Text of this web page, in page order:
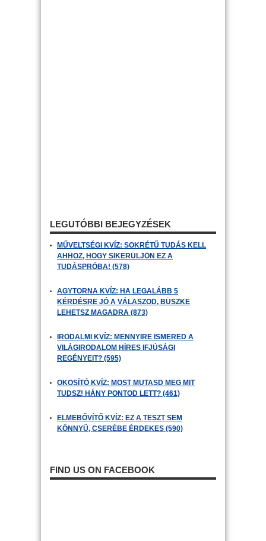
LEGUTÓBBI BEJEGYZÉSEK
MŰVELTSÉGI KVÍZ: SOKRÉTŰ TUDÁS KELL
AHHOZ, HOGY SIKERÜLJÖN EZ A
TUDÁSPRÓBA! (578)
AGYTORNA KVÍZ: HA LEGALÁBB 5
KÉRDÉSRE JÓ A VÁLASZOD, BÜSZKE
LEHETSZ MAGADRA (873)
IRODALMI KVÍZ: MENNYIRE ISMERED A
VILÁGIRODALOM HÍRES IFJÚSÁGI
REGÉNYEIT? (595)
OKOSÍTÓ KVÍZ: MOST MUTASD MEG MIT
TUDSZ! HÁNY PONTOD LETT? (461)
ELMEBŐVÍTŐ KVÍZ: EZ A TESZT SEM
KÖNNYŰ, CSERÉBE ÉRDEKES (590)
FIND US ON FACEBOOK